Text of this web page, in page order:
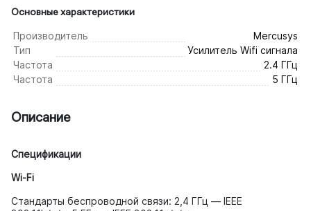
Основные характеристики
Производитель
Mercusys
Тип
Усилитель Wifi сигнала
Частота
2.4 ГГц
Частота
5 ГГц
Описание
Спецификации
Wi-Fi
Стандарты беспроводной связи: 2,4 ГГц — IEEE